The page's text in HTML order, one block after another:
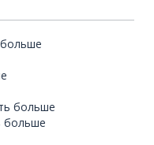
больше
больше